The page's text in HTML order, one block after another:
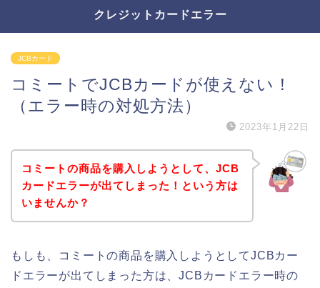
クレジットカードエラー
JCBカード
コミートでJCBカードが使えない！
（エラー時の対処方法）
2023年1月22日
コミートの商品を購入しようとして、JCB
カードエラーが出てしまった！という方は
いませんか？
もしも、コミートの商品を購入しようとしてJCBカー
ドエラーが出てしまった方は、JCBカードエラー時の